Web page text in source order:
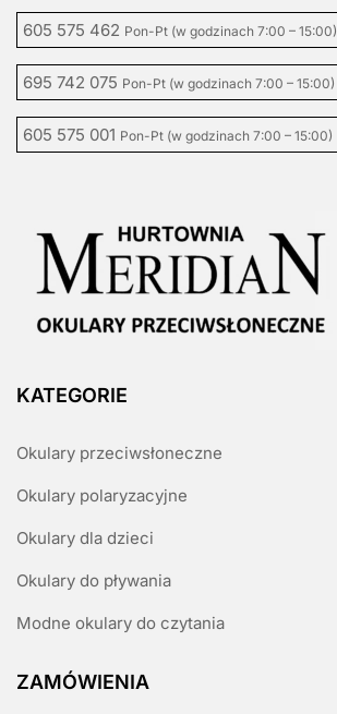
605 575 462 Pon-Pt (w godzinach 7:00 – 15:00)
695 742 075 Pon-Pt (w godzinach 7:00 – 15:00)
605 575 001 Pon-Pt (w godzinach 7:00 – 15:00)
KATEGORIE
Okulary przeciwsłoneczne
Okulary polaryzacyjne
Okulary dla dzieci
Okulary do pływania
Modne okulary do czytania
ZAMÓWIENIA